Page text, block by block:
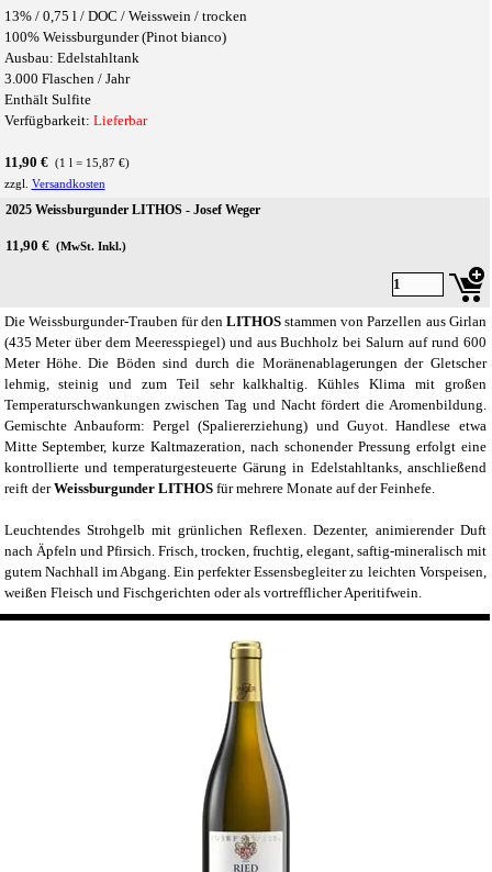
13% / 0,75 l /DOC / Weisswein / trocken
100% Weissburgunder (Pinot bianco)
Ausbau: Edelstahltank
3.000 Flaschen / Jahr
Enthält Sulfite
Verfügbarkeit: Lieferbar
11,90 € (1 l = 15,87 €)
zzgl. Versandkosten
2025 Weissburgunder LITHOS - Josef Weger
11,90 € (MwSt. Inkl.)
Die Weissburgunder-Trauben für denLITHOS stammen von Parzellen aus Girlan
(435 Meter über dem Meeresspiegel) und aus Buchholz bei Salurn auf rund 600
Meter Höhe. Die Böden sind durch die Moränenablagerungen der Gletscher
lehmig, steinig und zum Teil sehr kalkhaltig. Kühles Klima mit großen
Temperaturschwankungen zwischen Tag und Nacht fördert die Aromenbildung.
Gemischte Anbauform: Pergel (Spaliererziehung) und Guyot. Handlese etwa
Mitte September, kurze Kaltmazeration, nach schonender Pressung erfolgt eine
kontrollierte und temperaturgesteuerte Gärung in Edelstahltanks, anschließend
reift derWeissburgunder LITHOSfür mehrere Monate auf der Feinhefe.
Leuchtendes Strohgelb mit grünlichen Reflexen. Dezenter, animierender Duft
nach Äpfeln und Pfirsich. Frisch, trocken, fruchtig, elegant, saftig-mineralisch mit
gutem Nachhall im Abgang. Ein perfekter Essensbegleiter zu leichten Vorspeisen,
weißen Fleisch und Fischgerichten oder als vortrefflicher Aperitifwein.